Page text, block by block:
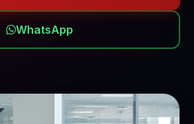
WhatsApp